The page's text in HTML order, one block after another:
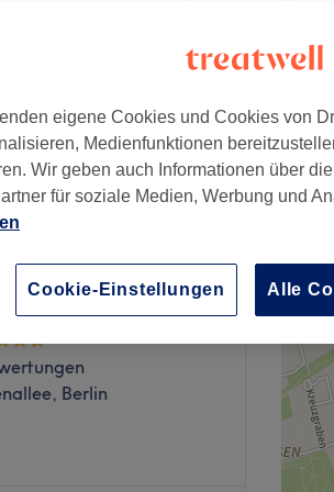
15 €
im Münchener
Barbershop
Berlin
eigene Cookies und Cookies von
Medienfunktionen
Wir geben auch Informationen über
für soziale Medien, Werbung und
Cookie-Einstellungen Alle